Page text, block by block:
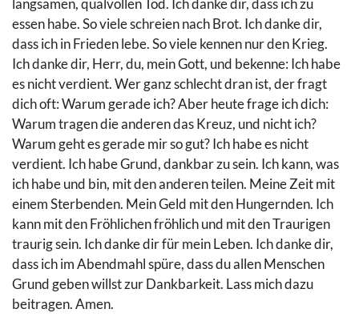
langsamen, qualvollen Tod. Ich danke dir, dass ich zu
essen habe. So viele schreien nach Brot. Ich danke dir,
dass ich in Frieden lebe. So viele kennen nur den Krieg.
Ich danke dir, Herr, du, mein Gott, und bekenne: Ich habe
es nicht verdient. Wer ganz schlecht dran ist, der fragt
dich oft: Warum gerade ich? Aber heute frage ich dich:
Warum tragen die anderen das Kreuz, und nicht ich?
Warum geht es gerade mir so gut? Ich habe es nicht
verdient. Ich habe Grund, dankbar zu sein. Ich kann, was
ich habe und bin, mit den anderen teilen. Meine Zeit mit
einem Sterbenden. Mein Geld mit den Hungernden. Ich
kann mit den Fröhlichen fröhlich und mit den Traurigen
traurig sein. Ich danke dir für mein Leben. Ich danke dir,
dass ich im Abendmahl spüre, dass du allen Menschen
Grund geben willst zur Dankbarkeit. Lass mich dazu
beitragen. Amen.